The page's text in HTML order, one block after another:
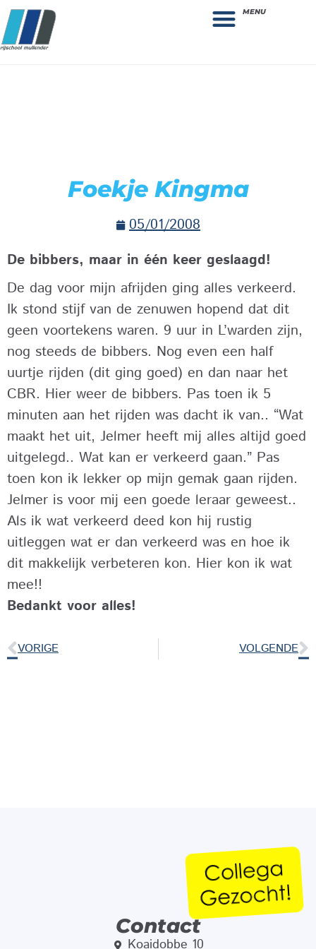
MENU
Foekje Kingma
05/01/2008
De bibbers, maar in één keer geslaagd!
De dag voor mijn afrijden ging alles verkeerd.
Ik stond stijf van de zenuwen hopend dat dit
geen voortekens waren. 9 uur in L’warden zijn,
nog steeds de bibbers. Nog even een half
uurtje rijden (dit ging goed) en dan naar het
CBR. Hier weer de bibbers. Pas toen ik 5
minuten aan het rijden was dacht ik van.. “Wat
maakt het uit, Jelmer heeft mij alles altijd goed
uitgelegd.. Wat kan er verkeerd gaan.” Pas
toen kon ik lekker op mijn gemak gaan rijden.
Jelmer is voor mij een goede leraar geweest..
Als ik wat verkeerd deed kon hij rustig
uitleggen wat er dan verkeerd was en hoe ik
dit makkelijk verbeteren kon. Hier kon ik wat
mee!!
Bedankt voor alles!
VORIGE VOLGENDE
Contact
Koaidobbe 10